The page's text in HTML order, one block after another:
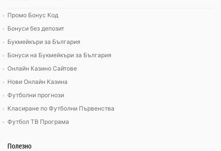
Промо Бонус Код
Бонуси без депозит
Букмейкъри за България
Бонуси на Букмейкъри за България
Онлайн Казино Сайтове
Нови Онлайн Казина
Футболни прогнози
Класиране по Футболни Първенства
Футбол ТВ Програма
Полезно